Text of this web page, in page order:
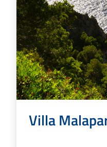
Villa